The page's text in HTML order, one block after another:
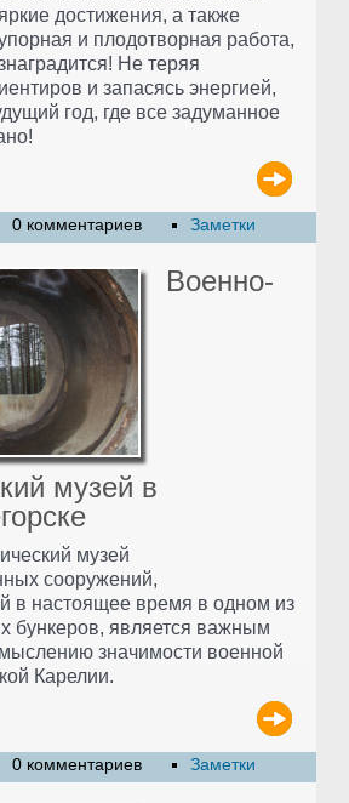
достижения, а также
и плодотворная работа,
Не теряя
и запасясь энергией,
год, где все задуманное
0 комментариев Заметки
Военно-
музей в
музей
сооружений,
в настоящее время в одном из
бункеров, является важным
значимости военной
Карелии.
0 комментариев Заметки